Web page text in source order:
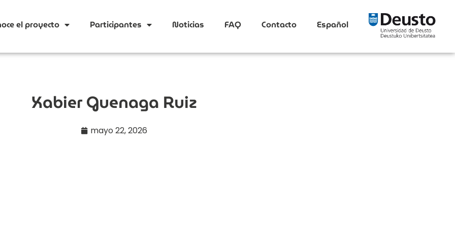
el proyecto Participantes Noticias FAQ Contacto Español
Xabier Guenaga Ruiz
mayo 22, 2026